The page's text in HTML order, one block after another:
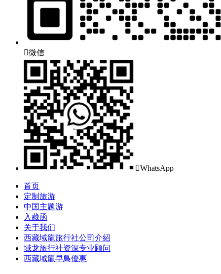
微信
WhatsApp
首页
定制旅游
中国主题游
入藏函
关于我们
西藏域龍旅行社公司介紹
域龙旅行社资深专业顾问
西藏域龍早鳥優惠